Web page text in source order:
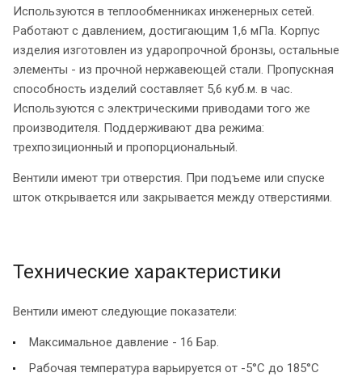
Используются в теплообменниках инженерных сетей.
Работают с давлением, достигающим 1,6 мПа. Корпус
изделия изготовлен из ударопрочной бронзы, остальные
элементы - из прочной нержавеющей стали. Пропускная
способность изделий составляет 5,6 куб.м. в час.
Используются с электрическими приводами того же
производителя. Поддерживают два режима:
трехпозиционный и пропорциональный.
Вентили имеют три отверстия. При подъеме или спуске
шток открывается или закрывается между отверстиями.
Технические характеристики
Вентили имеют следующие показатели:
Максимальное давление - 16 Бар.
Рабочая температура варьируется от -5°С до 185°С